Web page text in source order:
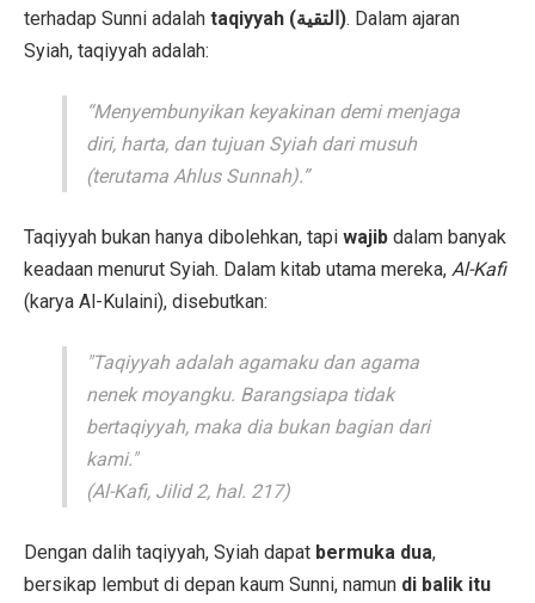
terhadap Sunni adalah
taqiyyah (التقية). Dalam ajaran
Syiah, taqiyyah adalah:
“Menyembunyikan keyakinan demi menjaga
diri, harta, dan tujuan Syiah dari musuh
(terutama Ahlus Sunnah).”
Taqiyyah bukan hanya dibolehkan, tapi wajib dalam banyak
keadaan menurut Syiah. Dalam kitab utama mereka, Al-Kafi
(karya Al-Kulaini), disebutkan:
"Taqiyyah adalah agamaku dan agama
nenek moyangku. Barangsiapa tidak
bertaqiyyah, maka dia bukan bagian dari
kami."
(Al-Kafi, Jilid 2, hal. 217)
Dengan dalih taqiyyah, Syiah dapat bermuka dua,
bersikap lembut di depan kaum Sunni, namun di balik itu